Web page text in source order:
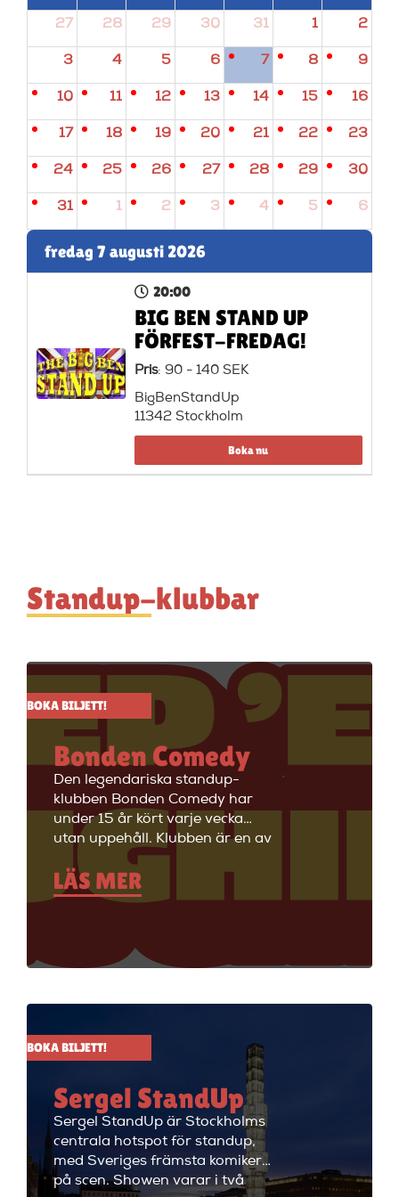
27 28 29 30 31 1 2
3 4 5 6 7 8 9
10 11 12 13 14 15 16
17 18 19 20 21 22 23
24 25 26 27 28 29 30
31 1 2 3 4 5 6
fredag 7 augusti 2026
20:00
BIG BEN STAND UP
FÖRFEST-FREDAG!
Pris: 90 - 140 SEK
BigBenStandUp
11342 Stockholm
Boka nu
Standup-klubbar
BOKA BILJETT!
Bonden Comedy
Den legendariska standup-
klubben Bonden Comedy har
under 15 år kört varje vecka
utan uppehåll. Klubben är en av
Stockholms äldsta
standupklubbar och är känd för
att ha de bästa komikerna i
välkommen till Big Ben Stand
LÄS MER
BOKA BILJETT!
Sergel StandUp
Sergel StandUp är Stockholms
centrala hotspot för standup,
med Sveriges främsta komiker
på scen. Showen varar i två